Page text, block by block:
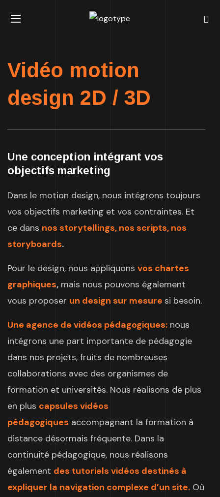
Vidéo motion
design 2D / 3D
Une conception intégrant vos
objectifs marketing
Dans le motion design, nous intégrons toujours
vos objectifs marketing et vos contraintes. Et
ce dans nos storytellings, nos scripts, nos
storyboards.
Pour le design, nous appliquons vos chartes
graphiques, mais nous pouvons également
vous proposer un design sur mesure si besoin.
Une agence de vidéos pédagogiques: nous
intégrons une part importante de pédagogie
dans nos projets, fruits de nombreuses
collaborations avec des organismes de
formation et universités. Nous réalisons de plus
en plus capsules vidéos
pédagogiques accompagnant la formation à
distance désormais fréquente. Dans la
continuité pédagogique, nous réalisons
également des tutoriels vidéos destinés à
expliquer la navigation complexe d’un site. Où